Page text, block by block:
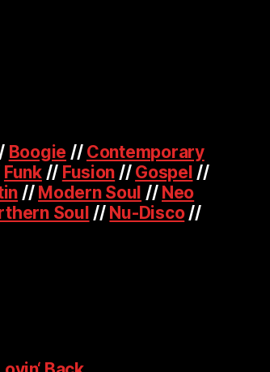
Boogie // Contemporary
Funk// Fusion // Gospel //
// Modern Soul // Neo
Soul // Nu-Disco//